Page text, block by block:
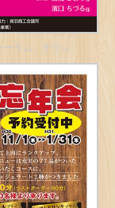
ーラム」チラシ